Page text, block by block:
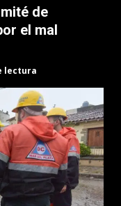
de
el mal
lectura